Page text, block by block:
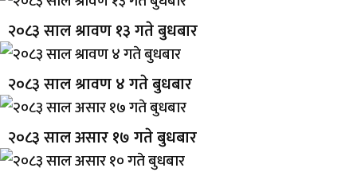
२०८३ साल श्रावण १३ गते बुधबार
२०८३ साल श्रावण ४ गते बुधबार
२०८३ साल असार १७ गते बुधबार